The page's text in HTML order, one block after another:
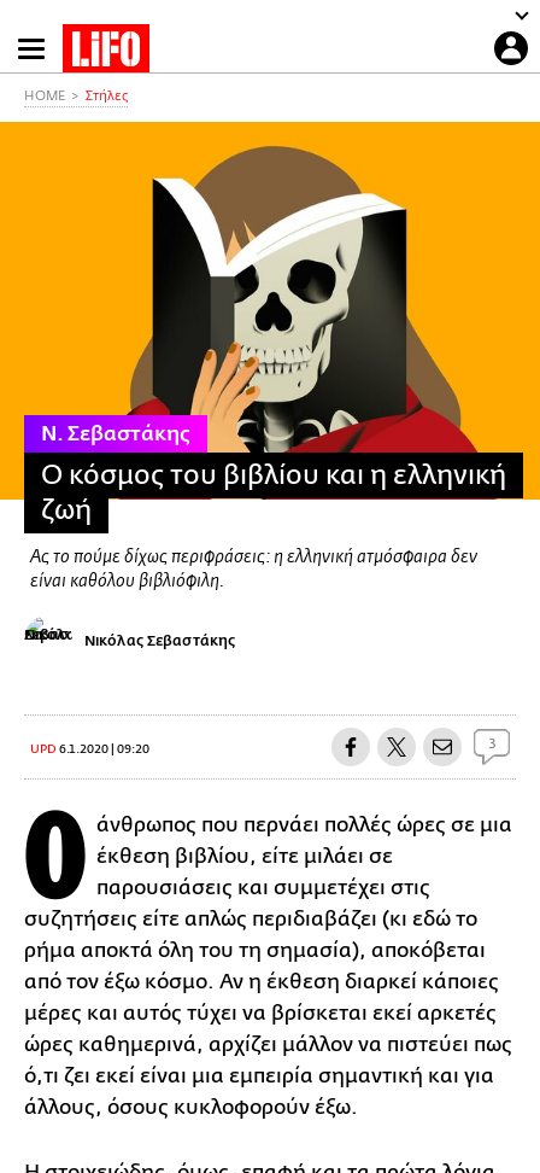
Παράκαμψη
προς
κυρίως
HOME Στήλες
Ν. Σεβαστάκης
Ο κόσμος του βιβλίου και η ελληνική
ζωή
Ας το πούμε δίχως περιφράσεις: η ελληνική ατμόσφαιρα δεν
είναι καθόλου βιβλιόφιλη.
Νικόλας Σεβαστάκης
UPD 6.1.2020 | 09:20 3
Ο άνθρωπος που περνάει πολλές ώρες σε μια
έκθεση βιβλίου, είτε μιλάει σε
παρουσιάσεις και συμμετέχει στις
συζητήσεις είτε απλώς περιδιαβάζει (κι εδώ το
ρήμα αποκτά όλη του τη σημασία), αποκόβεται
από τον έξω κόσμο. Αν η έκθεση διαρκεί κάποιες
μέρες και αυτός τύχει να βρίσκεται εκεί αρκετές
ώρες καθημερινά, αρχίζει μάλλον να πιστεύει πως
ό,τι ζει εκεί είναι μια εμπειρία σημαντική και για
άλλους, όσους κυκλοφορούν έξω.